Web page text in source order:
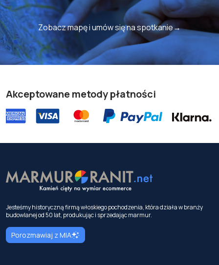
Zobacz mapę i umów się na spotkanie→
Akceptowane metody płatności
Jesteśmy historyczną firmą włoskiego pochodzenia, która działa w branży
budowlanej od 50 lat, produkując i sprzedając marmur.
Porozmawiaj z MIA